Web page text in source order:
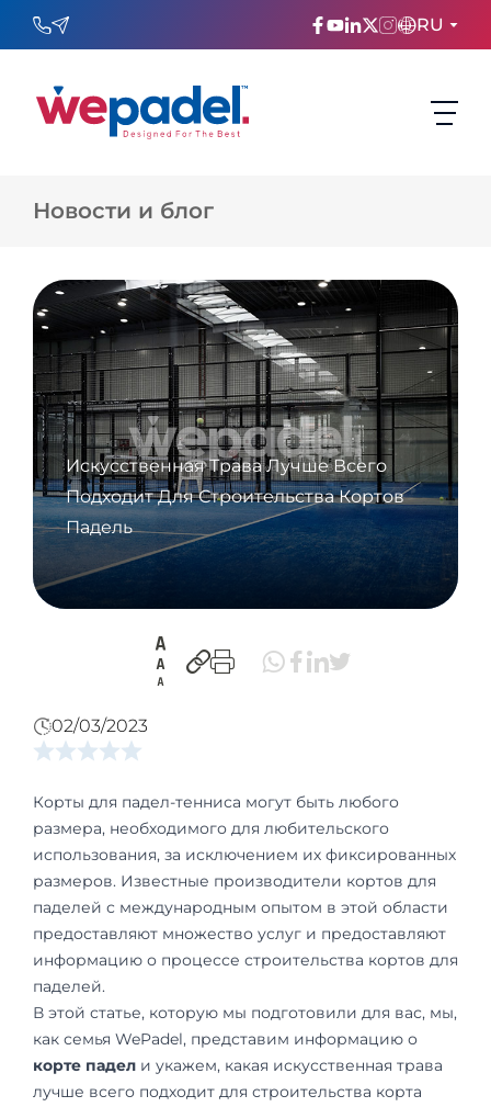
RU
ENGLISH
عربي
Русский
Новости и блог
Искусственная Трава Лучше Всего
Подходит Для Строительства Кортов
Падель
02/03/2023
Корты для падел-тенниса могут быть любого
размера, необходимого для любительского
использования, за исключением их фиксированных
размеров. Известные производители кортов для
паделей с международным опытом в этой области
предоставляют множество услуг и предоставляют
информацию о процессе строительства кортов для
паделей.
В этой статье, которую мы подготовили для вас, мы,
как семья WePadel, представим информацию о
корте падел и укажем, какая искусственная трава
лучше всего подходит для строительства корта